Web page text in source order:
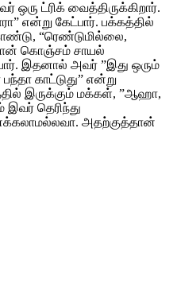
ட்ரிக் வைத்திருக்கிறார்.
என்று கேட்பார். பக்கத்தில்
“ரெண்டுமில்லை,
கொஞ்சம் சாயல்
இதனால் அவர் ”இது ஒரும்
காட்டுது” என்று
இருக்கும் மக்கள், ”ஆஹா,
தெரிந்து
அதற்குத்தான்